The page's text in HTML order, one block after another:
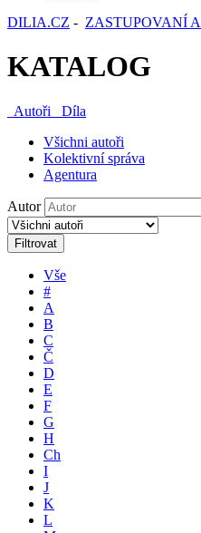
DILIA.CZ - ZASTUPOVANÍ
KATALOG
Autoři
Díla
Všichni autoři
Kolektivní správa
Agentura
Autor
Filtrovat
Vše
#
A
B
C
Č
D
E
F
G
H
Ch
I
J
K
L